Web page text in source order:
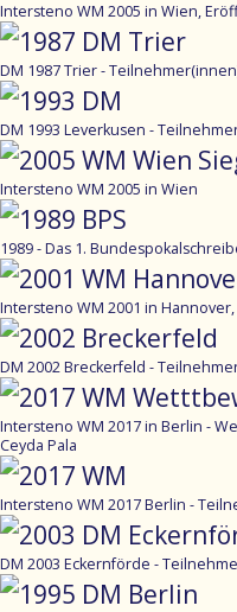
Intersteno WM 2005 in Wien,
DM 1987 Trier -
DM 1993 Leverkusen -
Intersteno WM 2005 in Wien
1989 - Das 1.
Intersteno WM 2001 in
DM 2002 Breckerfeld -
Intersteno WM 2017 in Berlin -
Ceyda Pala
Intersteno WM 2017 Berlin -
DM 2003 Eckernförde -